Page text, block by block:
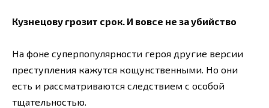
Кузнецову грозит срок. И вовсе не за убийство
На фоне суперпопулярности героя другие версии
преступления кажутся кощунственными. Но они
есть и рассматриваются следствием с особой
тщательностью.